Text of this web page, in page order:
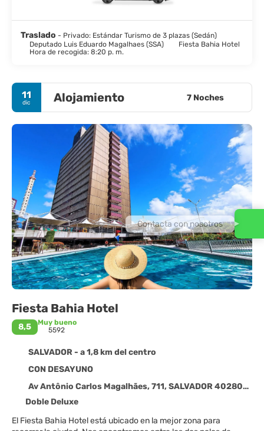
Traslado - Privado: Estándar Turismo de 3 plazas (Sedán)
Deputado Luis Eduardo Magalhaes (SSA)
Fiesta Bahia Hotel
Hora de recogida: 8:20 p. m.
11
dic Alojamiento 7 Noches
Fiesta Bahia Hotel
8,5
Muy bueno
5592
SALVADOR - a 1,8 km del centro
CON DESAYUNO
Av Antônio Carlos Magalhães, 711, SALVADOR 40280-000
Doble Deluxe
El Fiesta Bahia Hotel está ubicado en la mejor zona para
Contacta con nosotros